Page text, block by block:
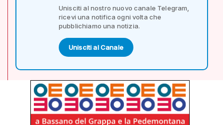
Unisciti al nostro nuovo canale Telegram,
ricevi una notifica ogni volta che
pubblichiamo una notizia.
Unisciti al Canale